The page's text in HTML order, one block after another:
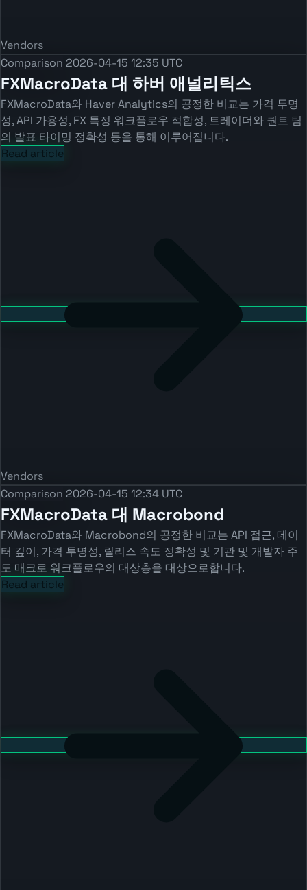
Vendors
Comparison 2026-04-15 12:35 UTC
FXMacroData 대 하버 애널리틱스
FXMacroData와 Haver Analytics의 공정한 비교는 가격 투명
성, API 가용성, FX 특정 워크플로우 적합성, 트레이더와 퀀트 팀
의 발표 타이밍 정확성 등을 통해 이루어집니다.
Read article
Vendors
Comparison 2026-04-15 12:34 UTC
FXMacroData 대 Macrobond
FXMacroData와 Macrobond의 공정한 비교는 API 접근, 데이
터 깊이, 가격 투명성, 릴리스 속도 정확성 및 기관 및 개발자 주
도 매크로 워크플로우의 대상층을 대상으로합니다.
Read article